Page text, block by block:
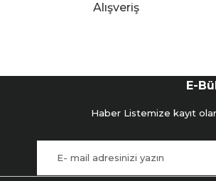
Alışveriş
E-
Haber Listemize kayıt